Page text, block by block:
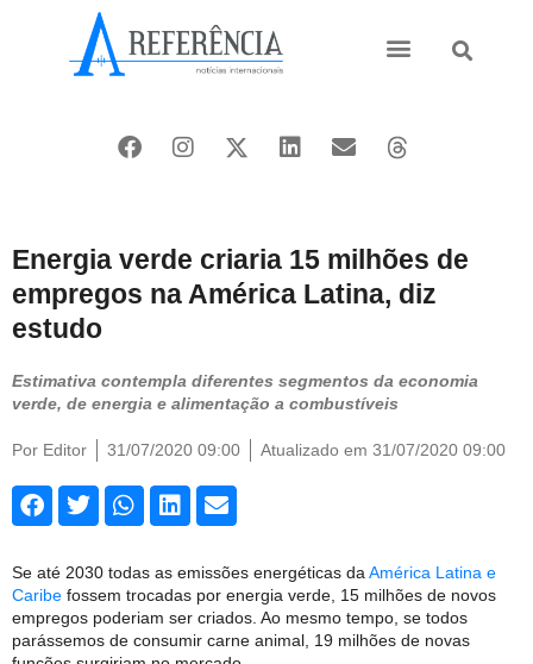
Energia verde criaria 15 milhões de
empregos na América Latina, diz
estudo
Estimativa contempla diferentes segmentos da economia
verde, de energia e alimentação a combustíveis
Por Editor 31/07/2020 09:00 Atualizado em 31/07/2020 09:00
Se até 2030 todas as emissões energéticas da América Latina e
Caribe fossem trocadas por energia verde, 15 milhões de novos
empregos poderiam ser criados. Ao mesmo tempo, se todos
parássemos de consumir carne animal, 19 milhões de novas